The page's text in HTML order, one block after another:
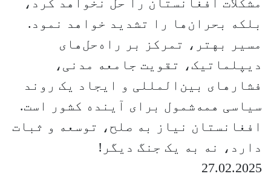
مشکلات افغانستان را حل نخواهد کرد،
بلکه بحران‌ها را تشدید خواهد نمود.
مسیر بهتر، تمرکز بر راه‌حل‌های
دیپلماتیک، تقویت جامعه مدنی،
فشارهای بین‌المللی و ایجاد یک روند
سیاسی همه‌شمول برای آینده کشور است.
افغانستان نیاز به صلح، توسعه و ثبات
دارد، نه به یک جنگ دیگر!
27.02.2025